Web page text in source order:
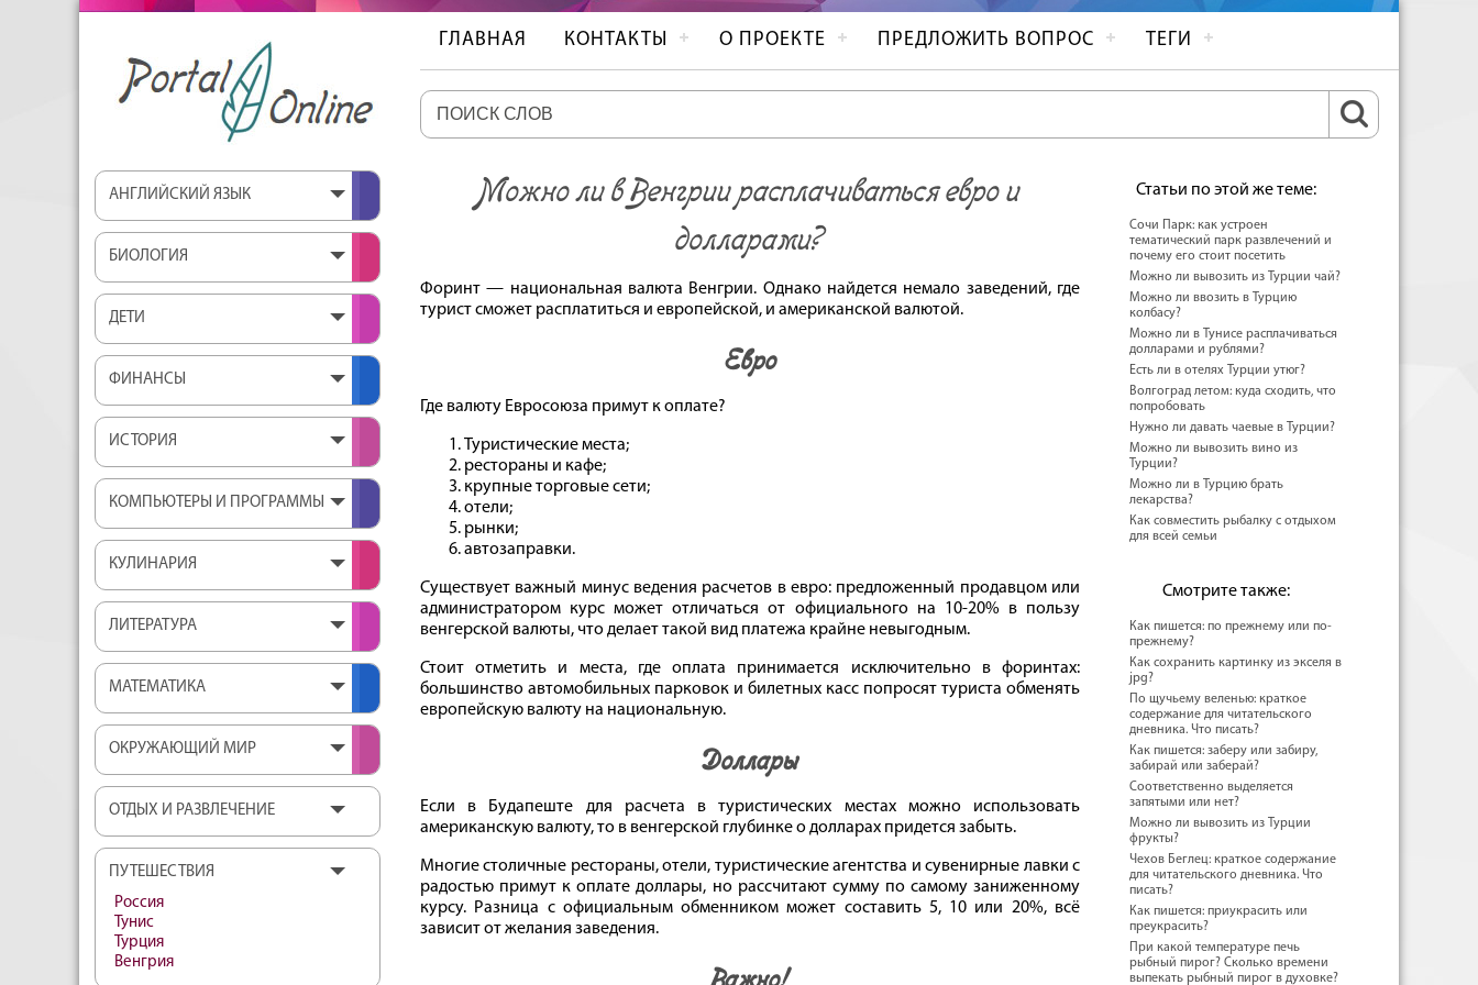
ГЛАВНАЯ КОНТАКТЫ О ПРОЕКТЕ ПРЕДЛОЖИТЬ ВОПРОС ТЕГИ
АНГЛИЙСКИЙ ЯЗЫК
БИОЛОГИЯ
ДЕТИ
ФИНАНСЫ
ИСТОРИЯ
КОМПЬЮТЕРЫ И ПРОГРАММЫ
КУЛИНАРИЯ
ЛИТЕРАТУРА
МАТЕМАТИКА
ОКРУЖАЮЩИЙ МИР
ОТДЫХ И РАЗВЛЕЧЕНИЕ
ПУТЕШЕСТВИЯ
Россия
Тунис
Турция
Венгрия
Можно ли в Венгрии расплачиваться евро и
долларами?
Форинт — национальная валюта Венгрии. Однако найдется немало заведений, где
турист сможет расплатиться и европейской, и американской валютой.
Евро
Где валюту Евросоюза примут к оплате?
Туристические места;
рестораны и кафе;
крупные торговые сети;
отели;
рынки;
автозаправки.
Существует важный минус ведения расчетов в евро: предложенный продавцом или
администратором курс может отличаться от официального на 10-20% в пользу
венгерской валюты, что делает такой вид платежа крайне невыгодным.
Стоит отметить и места, где оплата принимается исключительно в форинтах:
большинство автомобильных парковок и билетных касс попросят туриста обменять
европейскую валюту на национальную.
Доллары
Если в Будапеште для расчета в туристических местах можно использовать
американскую валюту, то в венгерской глубинке о долларах придется забыть.
Многие столичные рестораны, отели, туристические агентства и сувенирные лавки с
радостью примут к оплате доллары, но рассчитают сумму по самому заниженному
курсу. Разница с официальным обменником может составить 5, 10 или 20%, всё
зависит от желания заведения.
Статьи по этой же теме:
Сочи Парк: как устроен
тематический парк развлечений и
почему его стоит посетить
Можно ли вывозить из Турции чай?
Можно ли ввозить в Турцию
колбасу?
Можно ли в Тунисе расплачиваться
долларами и рублями?
Есть ли в отелях Турции утюг?
Волгоград летом: куда сходить, что
попробовать
Нужно ли давать чаевые в Турции?
Можно ли вывозить вино из
Турции?
Можно ли в Турцию брать
лекарства?
Как совместить рыбалку с отдыхом
для всей семьи
Смотрите также:
Как пишется: по прежнему или по-
прежнему?
Как сохранить картинку из экселя в
jpg?
По щучьему веленью: краткое
содержание для читательского
дневника. Что писать?
Как пишется: заберу или забиру,
забирай или заберай?
Соответственно выделяется
запятыми или нет?
Можно ли вывозить из Турции
фрукты?
Чехов Беглец: краткое содержание
для читательского дневника. Что
писать?
Как пишется: приукрасить или
преукрасить?
При какой температуре печь
рыбный пирог? Сколько времени
выпекать рыбный пирог в духовке?